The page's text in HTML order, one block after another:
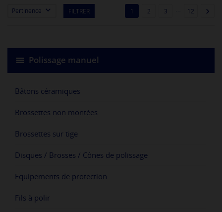
Polissage manuel
Bâtons céramiques
Brossettes non montées
Brossettes sur tige
Disques / Brosses / Cônes de polissage
Equipements de protection
Fils à polir
Pertinence  FILTRER 1 2 3 … 12 